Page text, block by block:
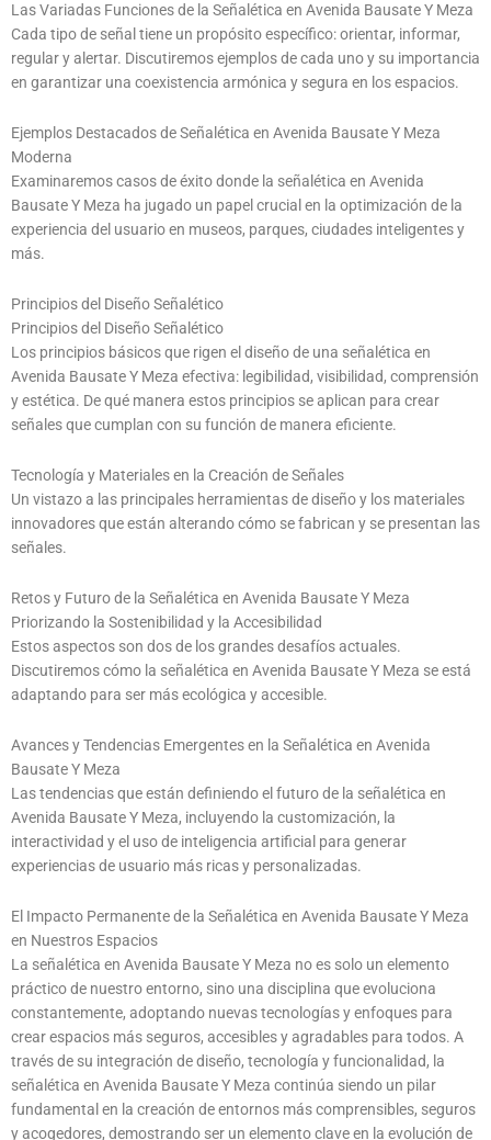
Las Variadas Funciones de la Señalética en Avenida Bausate Y Meza
Cada tipo de señal tiene un propósito específico: orientar, informar,
regular y alertar. Discutiremos ejemplos de cada uno y su importancia
en garantizar una coexistencia armónica y segura en los espacios.
Ejemplos Destacados de Señalética en Avenida Bausate Y Meza
Moderna
Examinaremos casos de éxito donde la señalética en Avenida
Bausate Y Meza ha jugado un papel crucial en la optimización de la
experiencia del usuario en museos, parques, ciudades inteligentes y
más.
Principios del Diseño Señalético
Principios del Diseño Señalético
Los principios básicos que rigen el diseño de una señalética en
Avenida Bausate Y Meza efectiva: legibilidad, visibilidad, comprensión
y estética. De qué manera estos principios se aplican para crear
señales que cumplan con su función de manera eficiente.
Tecnología y Materiales en la Creación de Señales
Un vistazo a las principales herramientas de diseño y los materiales
innovadores que están alterando cómo se fabrican y se presentan las
señales.
Retos y Futuro de la Señalética en Avenida Bausate Y Meza
Priorizando la Sostenibilidad y la Accesibilidad
Estos aspectos son dos de los grandes desafíos actuales.
Discutiremos cómo la señalética en Avenida Bausate Y Meza se está
adaptando para ser más ecológica y accesible.
Avances y Tendencias Emergentes en la Señalética en Avenida
Bausate Y Meza
Las tendencias que están definiendo el futuro de la señalética en
Avenida Bausate Y Meza, incluyendo la customización, la
interactividad y el uso de inteligencia artificial para generar
experiencias de usuario más ricas y personalizadas.
El Impacto Permanente de la Señalética en Avenida Bausate Y Meza
en Nuestros Espacios
La señalética en Avenida Bausate Y Meza no es solo un elemento
práctico de nuestro entorno, sino una disciplina que evoluciona
constantemente, adoptando nuevas tecnologías y enfoques para
crear espacios más seguros, accesibles y agradables para todos. A
través de su integración de diseño, tecnología y funcionalidad, la
señalética en Avenida Bausate Y Meza continúa siendo un pilar
fundamental en la creación de entornos más comprensibles, seguros
y acogedores, demostrando ser un elemento clave en la evolución de